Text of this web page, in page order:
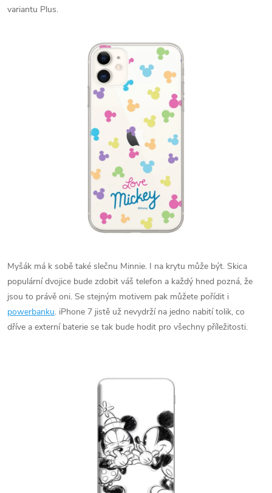
variantu Plus.
Myšák má k sobě také slečnu Minnie. I na krytu může být. Skica
populární dvojice bude zdobit váš telefon a každý hned pozná, že
jsou to právě oni. Se stejným motivem pak můžete pořídit i
powerbanku. iPhone 7 jistě už nevydrží na jedno nabití tolik, co
dříve a externí baterie se tak bude hodit pro všechny příležitosti.